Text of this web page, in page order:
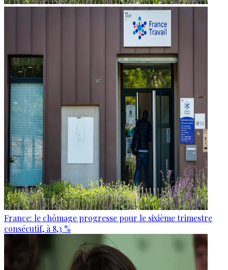
France: le chômage progresse pour le sixième trimestre
consécutif, à 8,3 %